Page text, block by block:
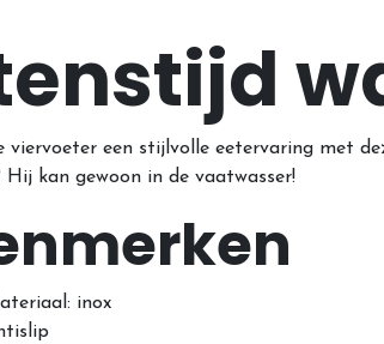
viervoeter een stijlvolle eetervaring met
Hij kan gewoon in de vaatwasser!
inox